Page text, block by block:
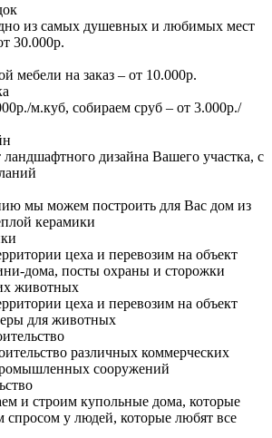
из самых душевных и любимых мест
30.000р.
мебели на заказ – от 10.000р.
м.куб, собираем сруб – от 3.000р./
дизайна Вашего участка, с
мы можем построить для Вас дом из
керамики
цеха и перевозим на объект
дома, посты охраны и сторожки
животных
цеха и перевозим на объект
для животных
различных коммерческих
сооружений
и строим купольные дома, которые
спросом у людей, которые любят все